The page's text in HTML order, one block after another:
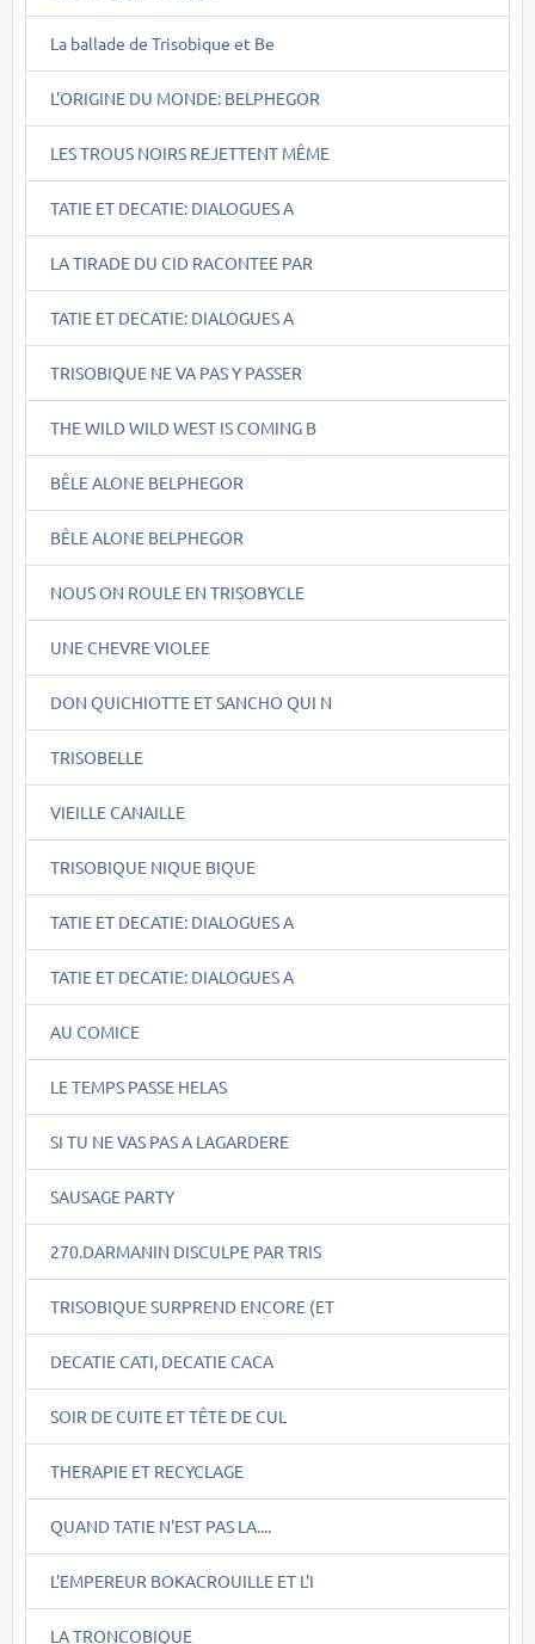
La ballade de Trisobique et Be
L'ORIGINE DU MONDE: BELPHEGOR
LES TROUS NOIRS REJETTENT MÊME
TATIE ET DECATIE: DIALOGUES A
LA TIRADE DU CID RACONTEE PAR
TATIE ET DECATIE: DIALOGUES A
TRISOBIQUE NE VA PAS Y PASSER
THE WILD WILD WEST IS COMING B
BÊLE ALONE BELPHEGOR
BÊLE ALONE BELPHEGOR
NOUS ON ROULE EN TRISOBYCLE
UNE CHEVRE VIOLEE
DON QUICHIOTTE ET SANCHO QUI N
TRISOBELLE
VIEILLE CANAILLE
TRISOBIQUE NIQUE BIQUE
TATIE ET DECATIE: DIALOGUES A
TATIE ET DECATIE: DIALOGUES A
AU COMICE
LE TEMPS PASSE HELAS
SI TU NE VAS PAS A LAGARDERE
SAUSAGE PARTY
270.DARMANIN DISCULPE PAR TRIS
TRISOBIQUE SURPREND ENCORE (ET
DECATIE CATI, DECATIE CACA
SOIR DE CUITE ET TÊTE DE CUL
THERAPIE ET RECYCLAGE
QUAND TATIE N'EST PAS LA....
L'EMPEREUR BOKACROUILLE ET L'I
LA TRONCOBIQUE